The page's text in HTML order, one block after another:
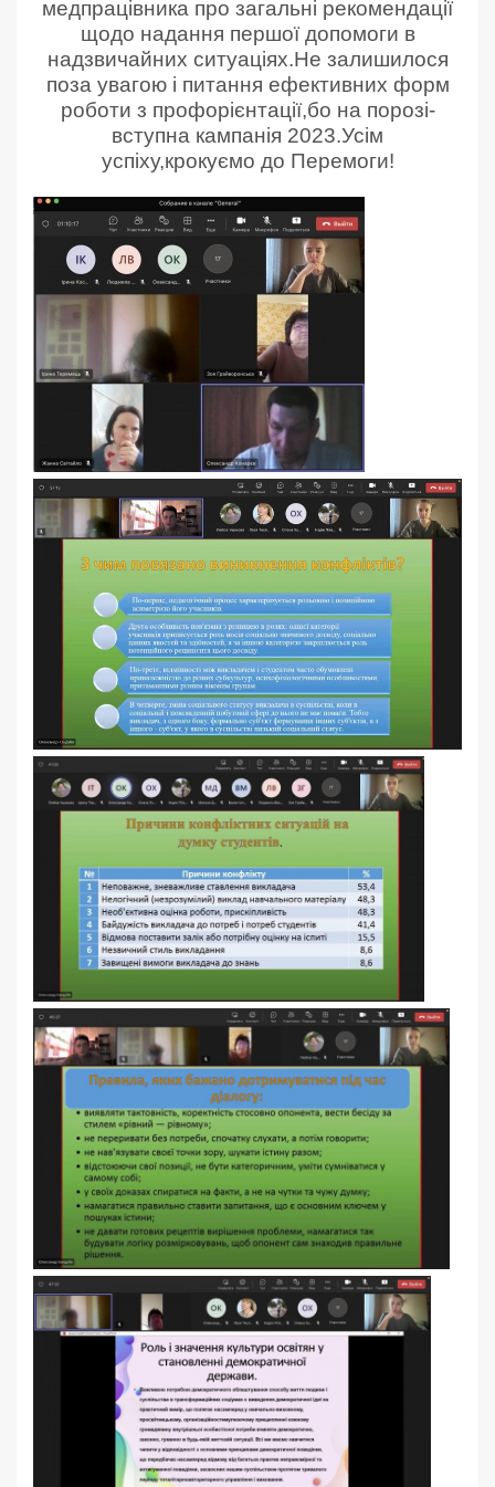
медпрацівника про загальні рекомендації
щодо надання першої допомоги в
надзвичайних ситуаціях.Не залишилося
поза увагою і питання ефективних форм
роботи з профорієнтації,бо на порозі-
вступна кампанія 2023.Усім
успіху,крокуємо до Перемоги!